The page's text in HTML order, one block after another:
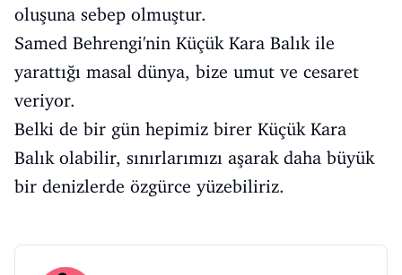
oluşuna sebep olmuştur.
Samed Behrengi'nin Küçük Kara Balık ile
yarattığı masal dünya, bize umut ve cesaret
veriyor.
Belki de bir gün hepimiz birer Küçük Kara
Balık olabilir, sınırlarımızı aşarak daha büyük
bir denizlerde özgürce yüzebiliriz.